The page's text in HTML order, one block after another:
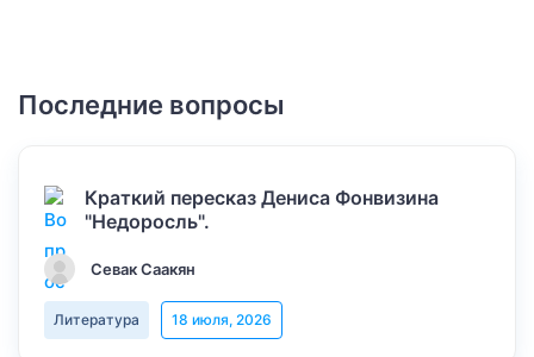
Последние вопросы
Краткий пересказ Дениса Фонвизина
"Недоросль".
Севак Саакян
Литература 18 июля, 2026